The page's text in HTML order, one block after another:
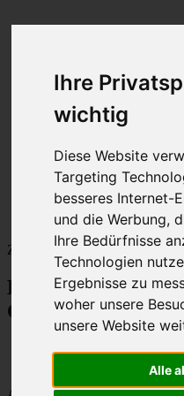
Ihre
wichtig
Diese Website
Targeting
besseres Internet-
und die Werbung,
Ihre Bedürfnisse
Technologien
Ergebnisse zu
woher unsere
unsere Website
Alle
Heizung & Wärme
Klima & Umwelt
Referenzen
Wir für Sie
Stellenanzeigen
Handwerksmeister
Monteur SHK
Magazin
Kontakt
Zurück
DAS MAGAZIN -
© F&K –